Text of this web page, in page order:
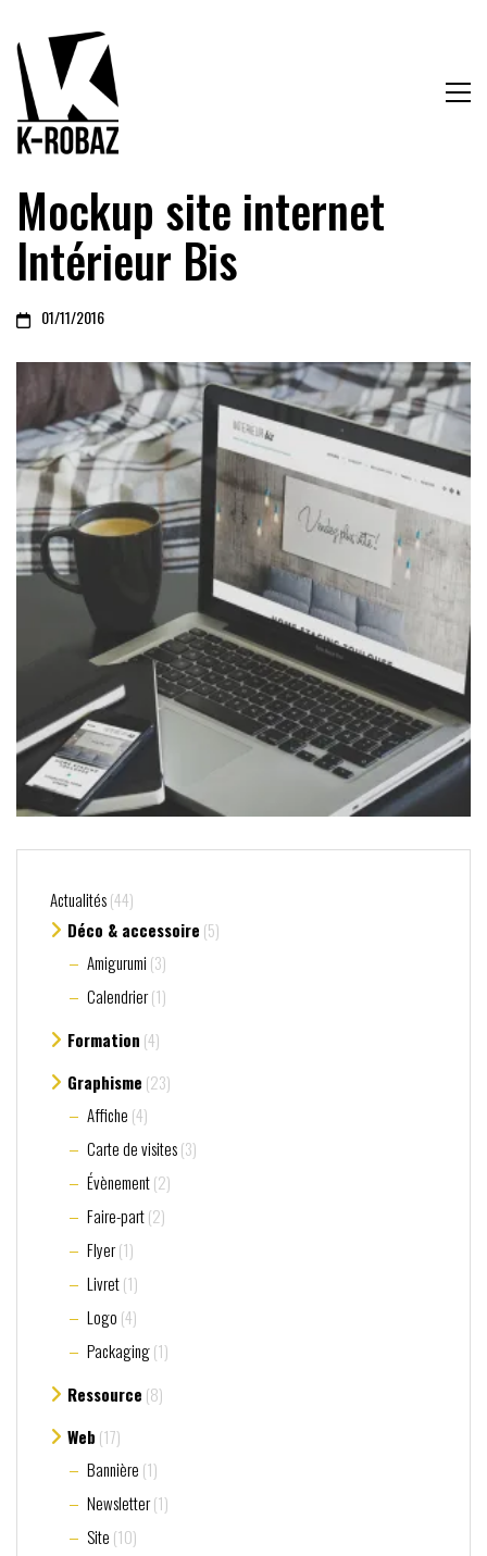
Mockup site internet
Intérieur Bis
01/11/2016
Actualités(44)
Déco & accessoire (5)
Amigurumi (3)
Calendrier(1)
Formation (4)
Graphisme (23)
Affiche (4)
Carte de visites(3)
Évènement(2)
Faire-part(2)
Flyer(1)
Livret(1)
Logo (4)
Packaging(1)
Ressource (8)
Web (17)
Bannière (1)
Newsletter(1)
Site (10)